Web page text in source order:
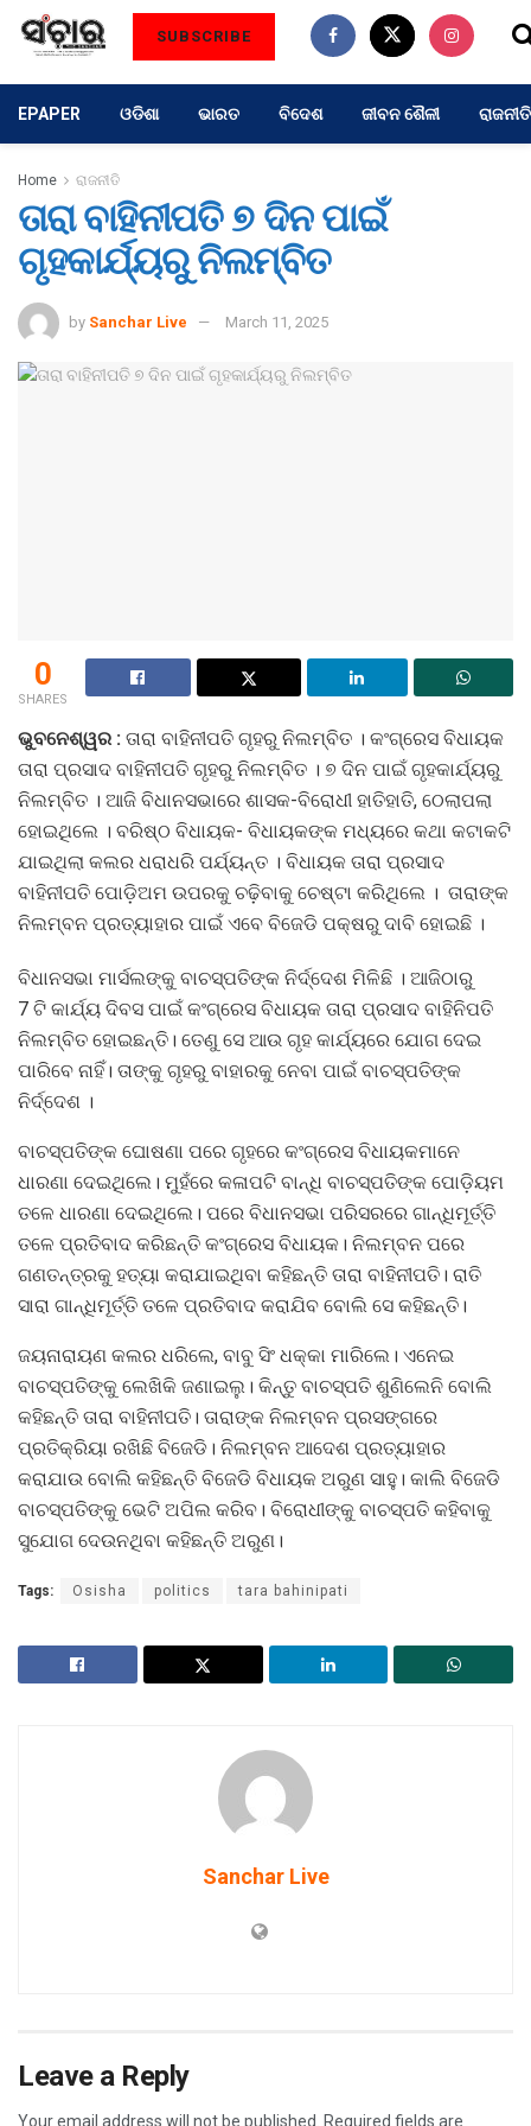
SUBSCRIBE
EPAPER ଓଡିଶା ଭାରତ ବିଦେଶ ଜୀବନ ଶୈଳୀ ରାଜନୀତି
Home ରାଜନୀତି
ତାରା ବାହିନୀପତି ୭ ଦିନ ପାଇଁ
ଗୃହକାର୍ଯ୍ୟରୁ ନିଲମ୍ବିତ
by Sanchar Live March 11, 2025
0
SHARES
ଭୁବନେଶ୍ୱର : ତାରା ବାହିନୀପତି ଗୃହରୁ ନିଲମ୍ବିତ । କଂଗ୍ରେସ ବିଧାୟକ
ତାରା ପ୍ରସାଦ ବାହିନୀପତି ଗୃହରୁ ନିଲମ୍ବିତ । ୭ ଦିନ ପାଇଁ ଗୃହକାର୍ଯ୍ୟରୁ
ନିଲମ୍ବିତ । ଆଜି ବିଧାନସଭାରେ ଶାସକ-ବିରୋଧୀ ହାତିହାତି, ଠେଲାପଲା
ହୋଇଥିଲେ । ବରିଷ୍ଠ ବିଧାୟକ- ବିଧାୟକଙ୍କ ମଧ୍ୟରେ କଥା କଟାକଟି
ଯାଇଥିଲା କଲର ଧରାଧରି ପର୍ଯ୍ୟନ୍ତ । ବିଧାୟକ ତାରା ପ୍ରସାଦ
ବାହିନୀପତି ପୋଡ଼ିଅମ ଉପରକୁ ଚଢ଼ିବାକୁ ଚେଷ୍ଟା କରିଥିଲେ । ତାରାଙ୍କ
ନିଲମ୍ବନ ପ୍ରତ୍ୟାହାର ପାଇଁ ଏବେ ବିଜେଡି ପକ୍ଷରୁ ଦାବି ହୋଇଛି ।
ବିଧାନସଭା ମାର୍ସଲଙ୍କୁ ବାଚସ୍ପତିଙ୍କ ନିର୍ଦ୍ଦେଶ ମିଳିଛି । ଆଜିଠାରୁ
7 ଟି କାର୍ଯ୍ୟ ଦିବସ ପାଇଁ କଂଗ୍ରେସ ବିଧାୟକ ତାରା ପ୍ରସାଦ ବାହିନିପତି
ନିଲମ୍ବିତ ହୋଇଛନ୍ତି। ତେଣୁ ସେ ଆଉ ଗୃହ କାର୍ଯ୍ୟରେ ଯୋଗ ଦେଇ
ପାରିବେ ନାହିଁ। ତାଙ୍କୁ ଗୃହରୁ ବାହାରକୁ ନେବା ପାଇଁ ବାଚସ୍ପତିଙ୍କ
ନିର୍ଦ୍ଦେଶ ।
ବାଚସ୍ପତିଙ୍କ ଘୋଷଣା ପରେ ଗୃହରେ କଂଗ୍ରେସ ବିଧାୟକମାନେ
ଧାରଣା ଦେଇଥିଲେ। ମୁହଁରେ କଳାପଟି ବାନ୍ଧି ବାଚସ୍ପତିଙ୍କ ପୋଡ଼ିୟମ
ତଳେ ଧାରଣା ଦେଇଥିଲେ। ପରେ ବିଧାନସଭା ପରିସରରେ ଗାନ୍ଧିମୂର୍ତ୍ତି
ତଳେ ପ୍ରତିବାଦ କରିଛନ୍ତି କଂଗ୍ରେସ ବିଧାୟକ। ନିଲମ୍ବନ ପରେ
ଗଣତନ୍ତ୍ରକୁ ହତ୍ୟା କରାଯାଇଥିବା କହିଛନ୍ତି ତାରା ବାହିନୀପତି। ରାତି
ସାରା ଗାନ୍ଧିମୂର୍ତ୍ତି ତଳେ ପ୍ରତିବାଦ କରାଯିବ ବୋଲି ସେ କହିଛନ୍ତି।
ଜୟନାରାୟଣ କଲର ଧରିଲେ, ବାବୁ ସିଂ ଧକ୍କା ମାରିଲେ। ଏନେଇ
ବାଚସ୍ପତିଙ୍କୁ ଲେଖିକି ଜଣାଇଲୁ। କିନ୍ତୁ ବାଚସ୍ପତି ଶୁଣିଲେନି ବୋଲି
କହିଛନ୍ତି ତାରା ବାହିନୀପତି। ତାରାଙ୍କ ନିଲମ୍ବନ ପ୍ରସଙ୍ଗରେ
ପ୍ରତିକ୍ରିୟା ରଖିଛି ବିଜେଡି। ନିଲମ୍ବନ ଆଦେଶ ପ୍ରତ୍ୟାହାର
କରାଯାଉ ବୋଲି କହିଛନ୍ତି ବିଜେଡି ବିଧାୟକ ଅରୁଣ ସାହୁ। କାଲି ବିଜେଡି
ବାଚସ୍ପତିଙ୍କୁ ଭେଟି ଅପିଲ କରିବ। ବିରୋଧୀଙ୍କୁ ବାଚସ୍ପତି କହିବାକୁ
ସୁଯୋଗ ଦେଉନଥିବା କହିଛନ୍ତି ଅରୁଣ।
Tags: Osisha politics tara bahinipati
Sanchar Live
Leave a Reply
Your email address will not be published. Required fields are